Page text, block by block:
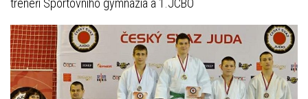
trenéři Sportovního gymnázia a 1.JCBO